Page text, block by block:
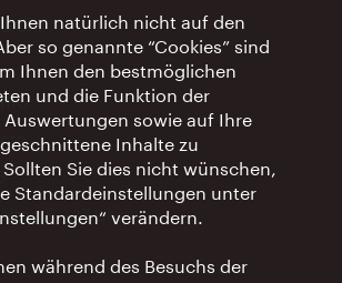
Uhr
9 – 17 Uhr
natürlich nicht auf den
so genannte “Cookies” sind
Ihnen den bestmöglichen
und die Funktion der
Auswertungen sowie auf Ihre
Inhalte zu
Sie dies nicht wünschen,
Standardeinstellungen unter
verändern.
während des Besuchs der